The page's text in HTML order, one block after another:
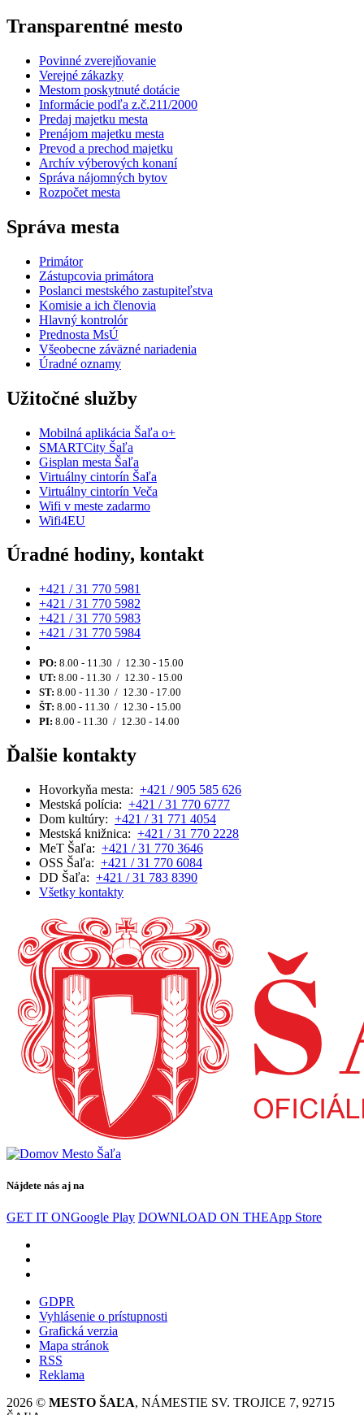
Transparentné mesto
Povinné zverejňovanie
Verejné zákazky
Mestom poskytnuté dotácie
Informácie podľa z.č.211/2000
Predaj majetku mesta
Prenájom majetku mesta
Prevod a prechod majetku
Archív výberových konaní
Správa nájomných bytov
Rozpočet mesta
Správa mesta
Primátor
Zástupcovia primátora
Poslanci mestského zastupiteľstva
Komisie a ich členovia
Hlavný kontrolór
Prednosta MsÚ
Všeobecne záväzné nariadenia
Úradné oznamy
Užitočné služby
Mobilná aplikácia Šaľa o+
SMARTCity Šaľa
Gisplan mesta Šaľa
Virtuálny cintorín Šaľa
Virtuálny cintorín Veča
Wifi v meste zadarmo
Wifi4EU
Úradné hodiny, kontakt
+421 / 31 770 5981
+421 / 31 770 5982
+421 / 31 770 5983
+421 / 31 770 5984
PO: 8.00 - 11.30 / 12.30 - 15.00
UT: 8.00 - 11.30 / 12.30 - 15.00
ST: 8.00 - 11.30 / 12.30 - 17.00
ŠT: 8.00 - 11.30 / 12.30 - 15.00
PI: 8.00 - 11.30 / 12.30 - 14.00
Ďalšie kontakty
Hovorkyňa mesta: +421 / 905 585 626
Mestská polícia: +421 / 31 770 6777
Dom kultúry: +421 / 31 771 4054
Mestská knižnica: +421 / 31 770 2228
MeT Šaľa: +421 / 31 770 3646
OSS Šaľa: +421 / 31 770 6084
DD Šaľa: +421 / 31 783 8390
Všetky kontakty
Nájdete nás aj na
GET IT ONGoogle Play DOWNLOAD ON THEApp Store
GDPR
Vyhlásenie o prístupnosti
Grafická verzia
Mapa stránok
RSS
Reklama
2026 © MESTO ŠAĽA, NÁMESTIE SV. TROJICE 7, 92715